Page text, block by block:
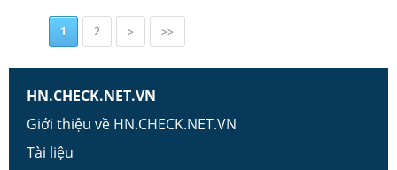
1 2 > >>
HN.CHECK.NET.VN
Giới thiệu về HN.CHECK.NET.VN
Tài liệu